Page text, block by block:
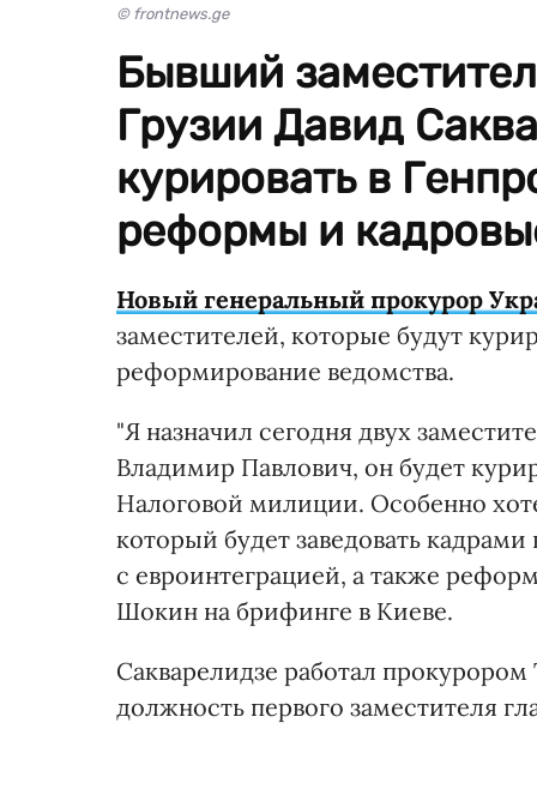
© frontnews.ge
Бывший
Грузии Давид
курировать в
реформы и
Новый генеральный прокурор
заместителей, которые будут
реформирование ведомства.
"Я назначил сегодня двух
Владимир Павлович, он будет
Налоговой милиции. Особенно
который будет заведовать
с евроинтеграцией, а также
Шокин на брифинге в Киеве.
Сакварелидзе работал
должность первого заместителя